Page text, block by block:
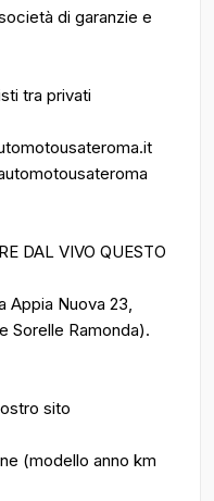
di garanzie e
tra privati
DAL VIVO QUESTO
Appia Nuova 23,
Sorelle Ramonda).
sito
(modello anno km